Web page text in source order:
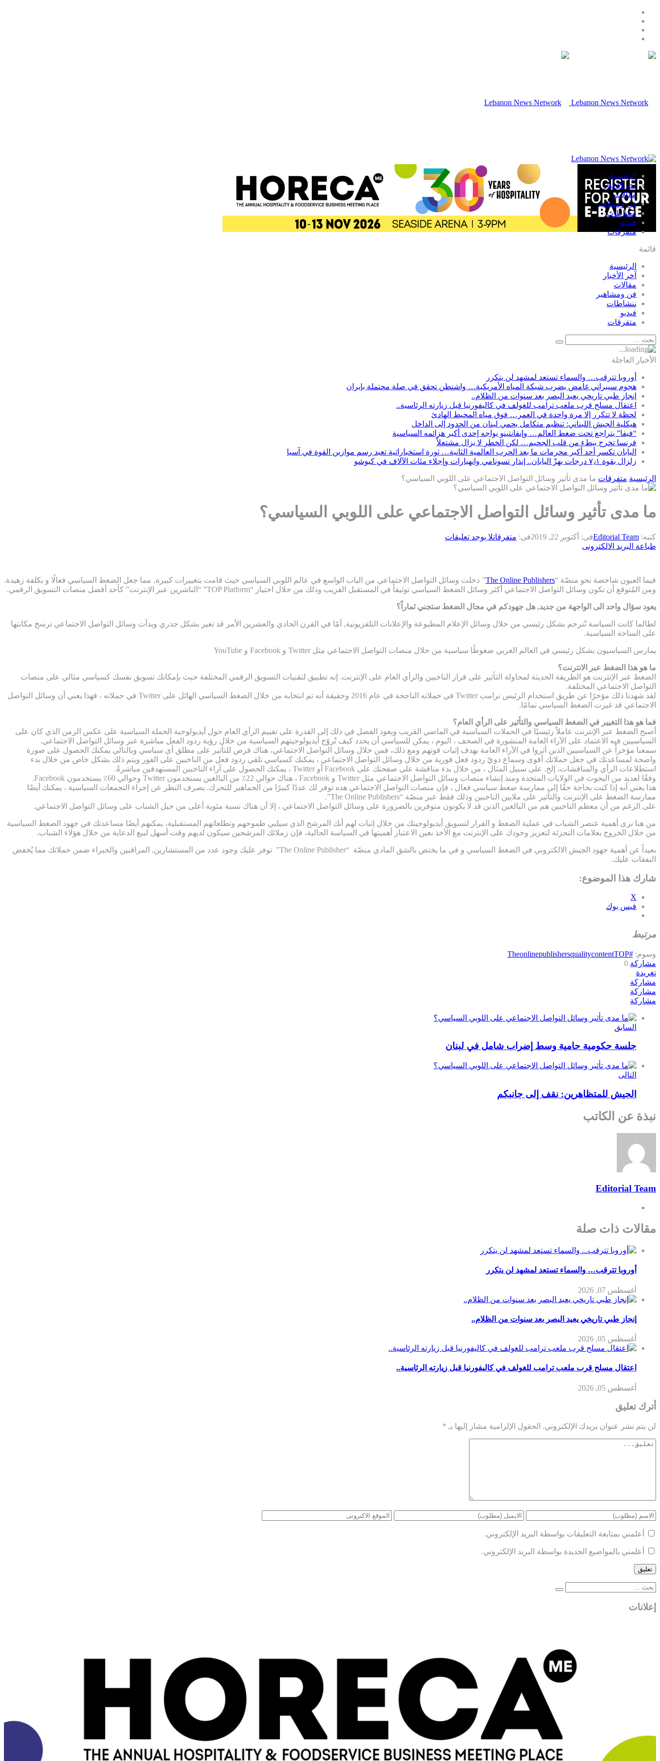
الرئيسية
آخر الأخبار
مقالات
فن ومشاهير
ننشاطات
فيديو
متفرقات
قائمة
الرئيسية
آخر الأخبار
مقالات
فن ومشاهير
ننشاطات
فيديو
متفرقات
الأخبار العاجلة
أوروبا تترقب… والسماء تستعد لمشهد لن يتكرر
هجوم سيبراني غامض يضرب شبكة المياه الأمريكية… واشنطن تحقق في صلة محتملة بإيران
إنجاز طبي تاريخي يعيد البصر بعد سنوات من الظلام..
اعتقال مسلح قرب ملعب ترامب للغولف في كاليفورنيا قبل زيارته الرئاسية..
لحظة لا تتكرر إلا مرة واحدة في العمر… فوق مياه المحيط الهادئ
هيكلية الجيش اللبناني: تنظيم متكامل يحمي لبنان من الحدود إلى الداخل
“فيفا” يتراجع تحت ضغط العالم… وإنفانتينو يواجه إحدى أكبر هزائمه السياسية
فرنسا تخرج ببطء من قلب الجحيم… لكن الخطر لا يزال مشتعلاً
اليابان تكسر أحد أكبر محرمات ما بعد الحرب العالمية الثانية… ثورة استخباراتية تعيد رسم موازين القوة في آسيا
زلزال بقوة ٧٫١ درجات يهزّ اليابان.. إنذار تسونامي وانهيارات وإجلاء مئات الآلاف في كيوشو
الرئيسية متفرقات ما مدى تأثير وسائل التواصل الاجتماعي على اللوبي السياسي؟
ما مدى تأثير وسائل التواصل الاجتماعي على اللوبي السياسي؟
كتبه: Editorial Teamفى: أكتوبر 22, 2019 فى: متفرقاتلا يوجد تعليقات
طباعة البريد الالكترونى
فيما العيون شاخصة نحو منصّة “The Online Publishers” دخلت وسائل التواصل الاجتماعي من الباب الواسع في عالم اللوبي السياسي حيث قامت بتغييرات كبيرة, مما جعل الضغط السياسي فعالًا و بكلفة زهيدة.
ومن المُتوقع أن تكون وسائل التواصل الاجتماعي أكثر وسائل الضغط السياسي توثيقاً في المستقبل القريب وذلك من خلال اختيار “TOP Platform” “الناشرين عبر الإنترنت” كأحد أفضل منصات التسويق الرقمي.
يعود سؤال واحد الى الواجهة من جديد, هل جهودكم في مجال الضغط ستجني ثماراً؟
لطالما كانت السياسة تُترجم بشكل رئيسي من خلال وسائل الإعلام المطبوعة والإعلانات التلفزيونية, أمّا في القرن الحادي والعشرين الأمر قد تغير بشكل جذري وبدأت وسائل التواصل الاجتماعي ترسخ مكانتها
على الساحة السياسية.
يمارس السياسيون بشكل رئيسي في العالم الغربي ضغوطًا سياسية من خلال منصات التواصل الاجتماعي مثل Twitter و Facebook و YouTube
ما هو هذا الضغط عبر الانترنت؟
الضغط عبر الإنترنت هو الطريقة الحديثة لمحاولة التأثير على قرار الناخبين والرأي العام على الإنترنت. إنه تطبيق لتقنيات التسويق الرقمي المختلفة حيث بإمكانك تسويق نفسك كسياسي مثالي على منصات
التواصل الاجتماعي المختلفة.
لقد شهدنا ذلك مؤخرًا عن طريق استخدام الرئيس ترامب Twitter في حملاته الناجحة في عام 2016 وحقيقة أنه تم انتخابه من خلال الضغط السياسي الهائل على Twitter في حملاته ، فهذا يعني أن وسائل التواصل
الاجتماعي قد غيرت الضغط السياسي تمامًا.
فما هو هذا التغيير في الضغط السياسي والتأثير على الرأي العام؟
أصبح الضغط عبر الإنترنت عاملاً رئيسيًا في الحملات السياسية في الماضي القريب ويعود الفضل في ذلك إلى القدرة على تقييم الرأي العام حول أيديولوجية الحملة السياسية على عكس الزمن الذي كان على
السياسيين فيه الاعتماد على الآراء العامة المنشورة في الصحف ، اليوم ، يمكن للسياسي أن يحدد كيف تُروّج أيديولوجيتهم السياسية من خلال رؤية ردود الفعل مباشرة عبر وسائل التواصل الاجتماعي.
سمعنا مؤخراً عن السياسيين الذين أثروا في الآراء العامة بهدف إثبات قوتهم ومع ذلك، فمن خلال وسائل التواصل الاجتماعي، هناك فرص للتأثير على مطلق أي سياسي وبالتالي يمكنك الحصول على صورة
واضحة لمساعدتك في جعل حملاتك أقوى وسماع دويّ ردود فعل فورية من خلال وسائل التواصل الاجتماعي ، يمكنك كسياسي تلقي ردود فعل من الناخبين على الفور ويتم ذلك بشكل خاص من خلال بدء
استطلاعات الرأي والمناقشات، إلخ. على سبيل المثال ، من خلال بدء مناقشة على صفحتك على Facebook أو Twitter ، يمكنك الحصول على آراء الناخبين المستهدفين مباشرةً.
وفقًا لعديد من البحوث في الولايات المتحدة ومنذ إنشاء منصات وسائل التواصل الاجتماعي مثل Twitter و Facebook ، هناك حوالي 22٪ من البالغين يستخدمون Twitter وحوالي 60٪ يستخدمون Facebook.
هذا يعني أنه إذا كنت بحاجة حقًا إلى ممارسة ضغط سياسي فعال ، فإن منصات التواصل الاجتماعي هذه توفر لك عددًا كبيرًا من الجماهير للتحرك. بصرف النظر عن إجراء التجمعات السياسية ، يمكنك أيضًا
ممارسة الضغط على الإنترنت والتأثير على ملايين الناخبين وذلك فقط عبر منصّة “The Online Publishers”.
على الرغم من أن معظم الناخبين هم من البالغين الذين قد لا يكونون متوفرين بالضرورة على وسائل التواصل الاجتماعي ، إلا أن هناك نسبة مئوية أعلى من جيل الشباب على وسائل التواصل الاجتماعي.
من هنا نرى أهمية عنصر الشباب في عملية الضغط و القرار لتسويق أيديولوجيتك من خلال إثبات لهم أنك المرشح الذي سيلبي طموحهم وتطلعاتهم المستقبلية، يمكنهم أيضًا مساعدتك في جهود الضغط السياسية
من خلال الخروج بعلامات التجزئة لتعزيز وجودك على الإنترنت مع الأخذ بعين الاعتبار أهميتها في السياسة الحالية، فإن زملائك المرشحين سيكون لديهم وقت أسهل لبيع الدعاية من خلال هؤلاء الشباب.
بعيداً عن أهمية جهود الجيش الالكتروني في الضغط السياسي و في ما يختص بالشق المادي منصّة “The Online Publisher” توفر عليك وجود عدد من المستشارين, المراقبين والخبراء ضمن حملاتك مما يُخفض
النفقات عليك.
شارك هذا الموضوع:
X
فيس بوك
مرتبط
وسوم: #Theonlinepublishers
qualitycontentTOP
مشاركة 0
تغريدة
مشاركة
مشاركة
مشاركة
السابق
جلسة حكومية حامية وسط إضراب شامل في لبنان
التالى
الجيش للمتظاهرين: نقف إلى جانبكم
نبذة عن الكاتب
Editorial Team
مقالات ذات صلة
أوروبا تترقب… والسماء تستعد لمشهد لن يتكرر
أغسطس 07, 2026
إنجاز طبي تاريخي يعيد البصر بعد سنوات من الظلام..
أغسطس 05, 2026
اعتقال مسلح قرب ملعب ترامب للغولف في كاليفورنيا قبل زيارته الرئاسية..
أغسطس 05, 2026
أترك تعليق
لن يتم نشر عنوان بريدك الإلكتروني. الحقول الإلزامية مشار إليها بـ *
أعلمني بمتابعة التعليقات بواسطة البريد الإلكتروني.
أعلمني بالمواضيع الجديدة بواسطة البريد الإلكتروني.
إعلانات